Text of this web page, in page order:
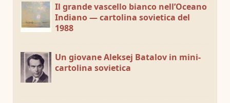
Il grande vascello bianco nell’Oceano
Indiano — cartolina sovietica del
1988
Un giovane Aleksej Batalov in mini-
cartolina sovietica